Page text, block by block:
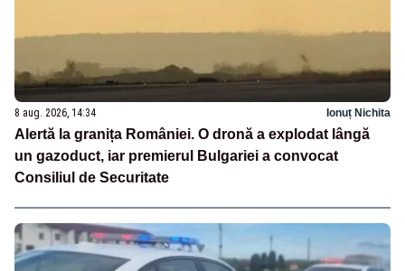
8 aug. 2026, 14:34 Ionuț Nichita
Alertă la granița României. O dronă a explodat lângă
un gazoduct, iar premierul Bulgariei a convocat
Consiliul de Securitate